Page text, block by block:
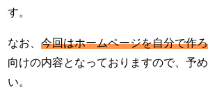
す。
なお、今回はホームページを自分で作
向けの内容となっておりますので、予
い。